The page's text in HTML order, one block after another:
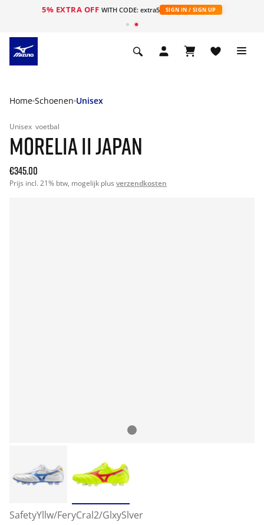
5% EXTRA OFF WITH CODE: extra5 SIGN IN / SIGN UP
Home Schoenen Unisex
Unisex voetbal
MORELIA II JAPAN
€345.00
Prijs incl. 21% btw, mogelijk plus verzendkosten
SafetyYllw/FeryCral2/GlxySlver